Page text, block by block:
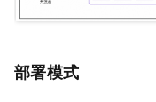
部署模式